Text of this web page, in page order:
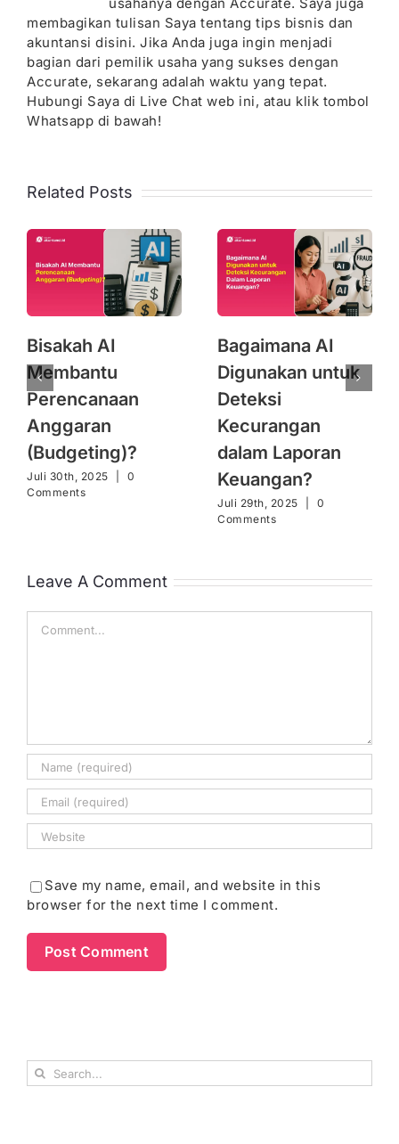
membagikan tulisan Saya tentang tips bisnis dan
akuntansi disini. Jika Anda juga ingin menjadi
bagian dari pemilik usaha yang sukses dengan
Accurate, sekarang adalah waktu yang tepat.
Hubungi Saya di Live Chat web ini, atau klik tombol
Whatsapp di bawah!
Related Posts
Bisakah AI
Membantu
Perencanaan
Anggaran
(Budgeting)?
Juli 30th, 2025
0
Comments
Bagaimana AI
Digunakan untuk
Deteksi
Kecurangan
dalam Laporan
Keuangan?
Juli 29th, 2025
0
Comments
Leave A Comment
Save my name, email, and website in this
browser for the next time I comment.
Search
for: